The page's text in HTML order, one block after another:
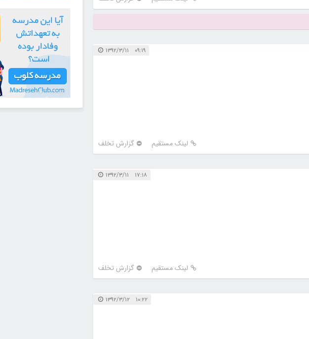
۰۹:۱۹ ۱۳۹۲/۳/۱۱
لینک مستقیم گزارش تخلف
۱۷:۱۸ ۱۳۹۲/۳/۱۱
لینک مستقیم گزارش تخلف
۱۰:۲۲ ۱۳۹۲/۳/۱۲
21727332